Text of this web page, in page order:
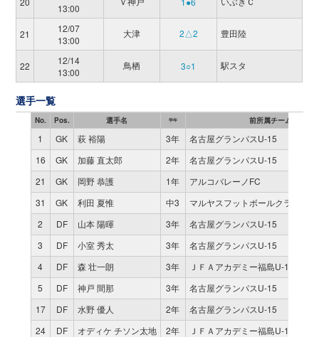
13:00
21
12/07
13:00
大津 2△2 豊田陸
22
12/14
13:00
鳥栖 3○1 駅スタ
選手一覧
No. Pos. 選手名 学年 前所属チーム
1 GK 萩 裕陽 3年
名古屋グランパスU-15
16
GK 加藤 直太郎 2年
名古屋グランパスU-15
21
GK 岡野 恭護 1年
アルコバレーノFC
31
GK 利田 夏惟 中3
マルヤスフットボールクラブ８
2
DF 山本 陽暉 3年
名古屋グランパスU-15
3
DF 小室 秀太 3年
名古屋グランパスU-15
4
DF 森 壮一朗 3年
ＪＦＡアカデミー福島U-15
5
DF 神戸 間那 3年
名古屋グランパスU-15
17
DF 水野 優人 2年
名古屋グランパスU-15
24
DF オディケ チソン太地 2年
ＪＦＡアカデミー福島U-15 EAST